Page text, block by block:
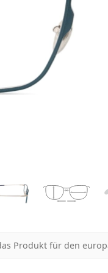
54 mm
Glasbreite
Glasbreite
Produkt für den